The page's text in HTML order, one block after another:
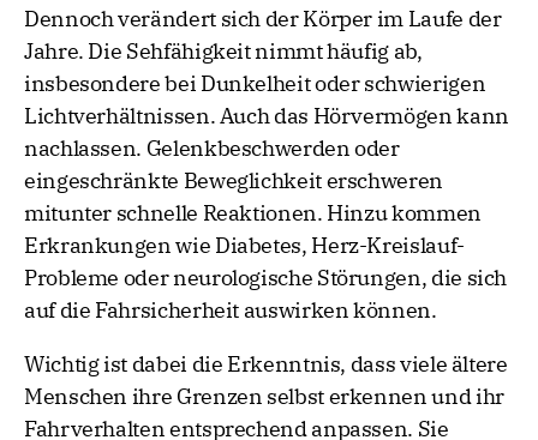
Dennoch verändert sich der Körper im Laufe der
Jahre. Die Sehfähigkeit nimmt häufig ab,
insbesondere bei Dunkelheit oder schwierigen
Lichtverhältnissen. Auch das Hörvermögen kann
nachlassen. Gelenkbeschwerden oder
eingeschränkte Beweglichkeit erschweren
mitunter schnelle Reaktionen. Hinzu kommen
Erkrankungen wie Diabetes, Herz-Kreislauf-
Probleme oder neurologische Störungen, die sich
auf die Fahrsicherheit auswirken können.
Wichtig ist dabei die Erkenntnis, dass viele ältere
Menschen ihre Grenzen selbst erkennen und ihr
Fahrverhalten entsprechend anpassen. Sie